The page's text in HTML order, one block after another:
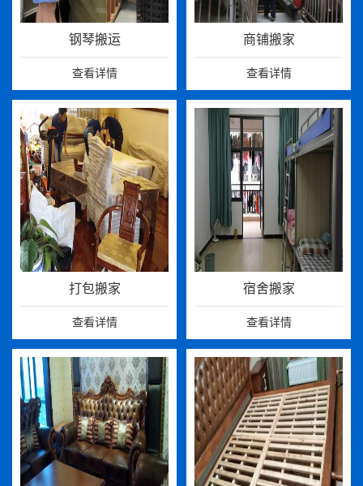
钢琴搬运
查看详情
商铺搬家
查看详情
打包搬家
查看详情
宿舍搬家
查看详情